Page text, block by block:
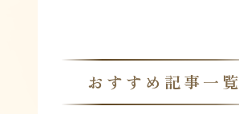
おすすめ記事一覧